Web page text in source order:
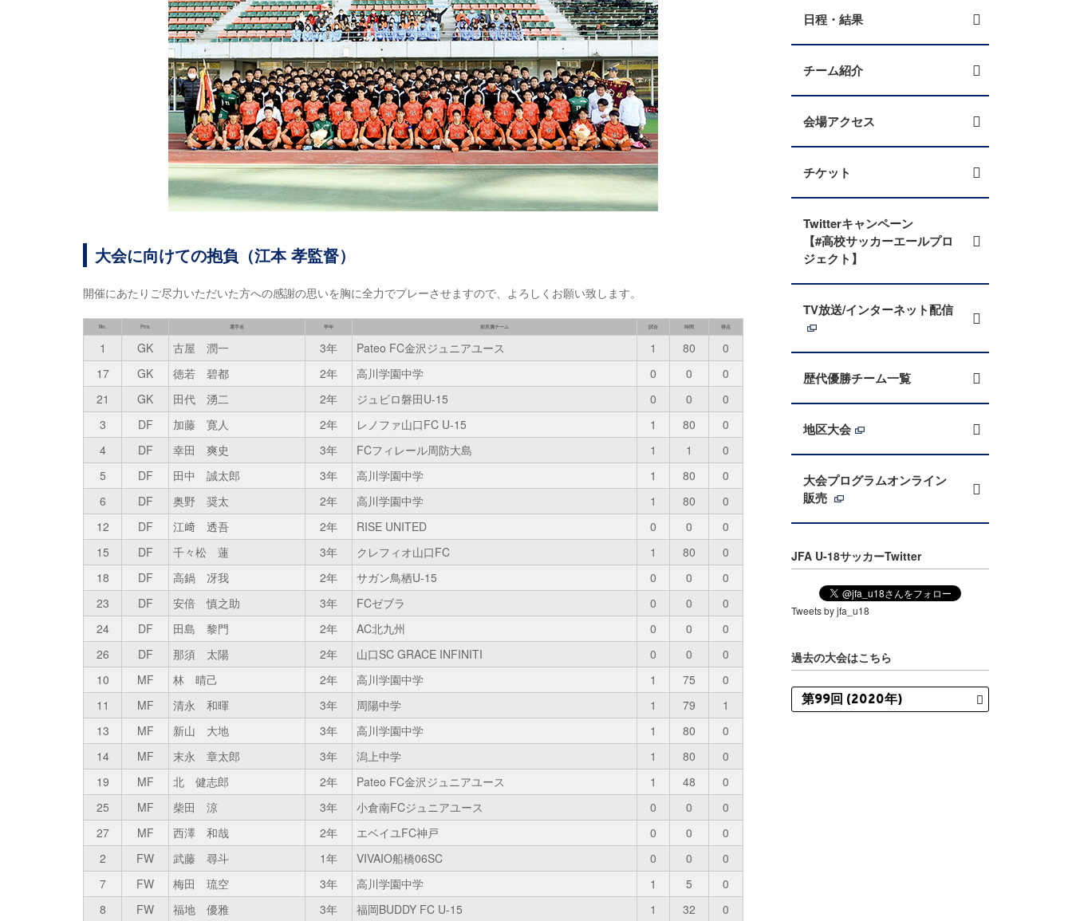
大会に向けての抱負（江本 孝監督）
開催にあたりご尽力いただいた方への感謝の思いを胸に全力でプレーさせますので、よろしくお願い致します。
No. Pos. 選手名 学年 前所属チーム 試合 時間 得点
1 GK 古屋 潤一 3年 Pateo FC金沢ジュニアユース 1 80
0
17
GK 徳若 碧都 2年 高川学園中学 0 0
0
21
GK 田代 湧二 2年 ジュビロ磐田U-15 0 0
0
3
DF 加藤 寛人 2年 レノファ山口FC U-15 1 80
0
4
DF 幸田 爽史 3年 FCフィレール周防大島 1 1
0
5
DF 田中 誠太郎 3年 高川学園中学 1 80
0
6
DF 奥野 奨太 2年 高川学園中学 1 80
0
12
DF 江﨑 透吾 2年 RISE UNITED 0 0
0
15
DF 千々松 蓮 3年 クレフィオ山口FC 1 80
0
18
DF 高鍋 冴我 2年 サガン鳥栖U-15 0 0
0
23
DF 安倍 慎之助 3年 FCゼブラ 0 0
0
24
DF 田島 黎門 2年 AC北九州 0 0
0
26
DF 那須 太陽 2年 山口SC GRACE INFINITI 0 0
0
10
MF 林 晴己 2年 高川学園中学 1 75
0
11
MF 清永 和暉 3年 周陽中学 1 79
1
13
MF 新山 大地 3年 高川学園中学 1 80
0
14
MF 末永 章太郎 3年 潟上中学 1 80
0
19
MF 北 健志郎 2年 Pateo FC金沢ジュニアユース 1 48
0
25
MF 柴田 涼 3年 小倉南FCジュニアユース 0 0
0
27
MF 西澤 和哉 2年 エベイユFC神戸 0 0
0
2
FW 武藤 尋斗 1年 VIVAIO船橋06SC 0 0
0
7
FW 梅田 琉空 3年 高川学園中学 1 5
0
8
FW 福地 優雅 3年 福岡BUDDY FC U-15 1 32
0
日程・結果
チーム紹介
会場アクセス
チケット
Twitterキャンペーン
【#高校サッカーエールプロ
ジェクト】
TV放送/インターネット配信
歴代優勝チーム一覧
地区大会
大会プログラムオンライン
販売
JFA U-18サッカーTwitter
Tweets by jfa_u18
過去の大会はこちら